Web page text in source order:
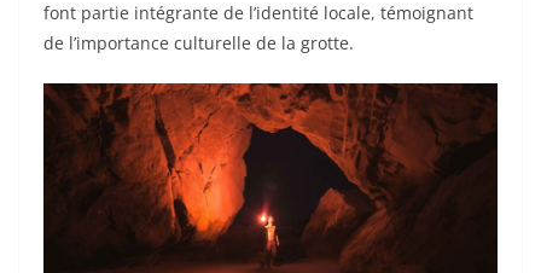
font partie intégrante de l’identité locale, témoignant
de l’importance culturelle de la grotte.